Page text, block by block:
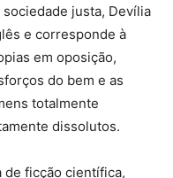
justa, Devília
e corresponde à
em oposição,
do bem e as
totalmente
dissolutos.
de ficção científica,